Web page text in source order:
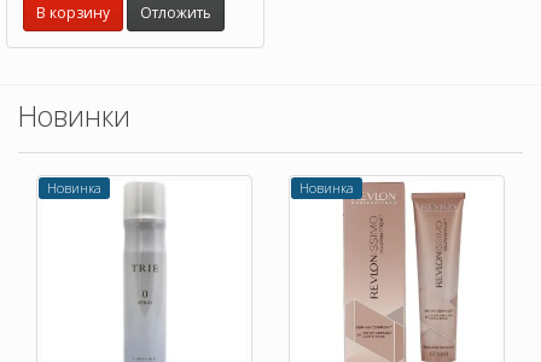
В корзину Отложить
Новинки
Новинка Новинка